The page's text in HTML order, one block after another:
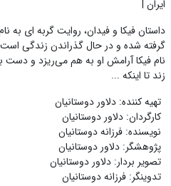
ایران |
داستان فیکا و فیدان، روایت گربه ای به
گرفته شده و در حال گذراندن زندگی
نام فیکا آرامش او به هم می‌ریزد و دست
زند تا اینکه ...
تهیه کننده: دلاور دوستانیان
کارگردان: دلاور دوستانیان
نویسنده: فرزانه دوستانیان
پژوهشگر: دلاور دوستانیان
تصویر بردار: دلاور دوستانیان
تدوینگر: فرزانه دوستانیان